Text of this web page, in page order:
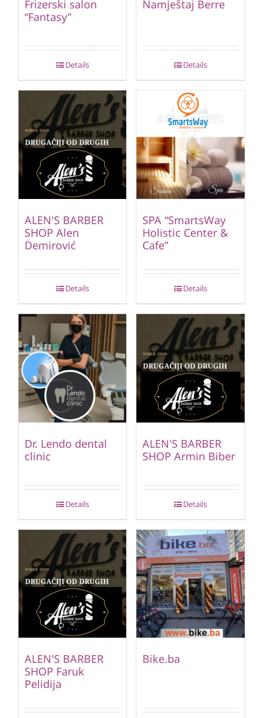
Frizerski salon
“Fantasy”
Details
Namještaj Berre
Details
ALEN'S BARBER
SHOP Alen
Demirović
Details
SPA “SmartsWay
Holistic Center &
Cafe”
Details
Dr. Lendo dental
clinic
Details
ALEN'S BARBER
SHOP Armin Biber
Details
ALEN'S BARBER
SHOP Faruk
Pelidija
Bike.ba